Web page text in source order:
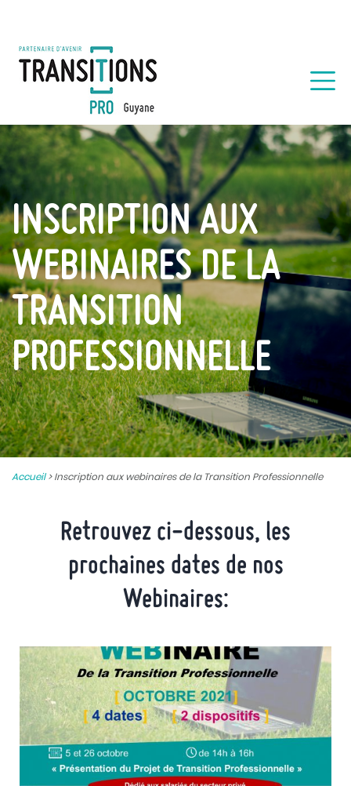
INSCRIPTION AUX
WEBINAIRES DE LA
TRANSITION
PROFESSIONNELLE
Accueil>Inscription aux webinaires de la Transition Professionnelle
Retrouvez ci-dessous, les
prochaines dates de nos
Webinaires: